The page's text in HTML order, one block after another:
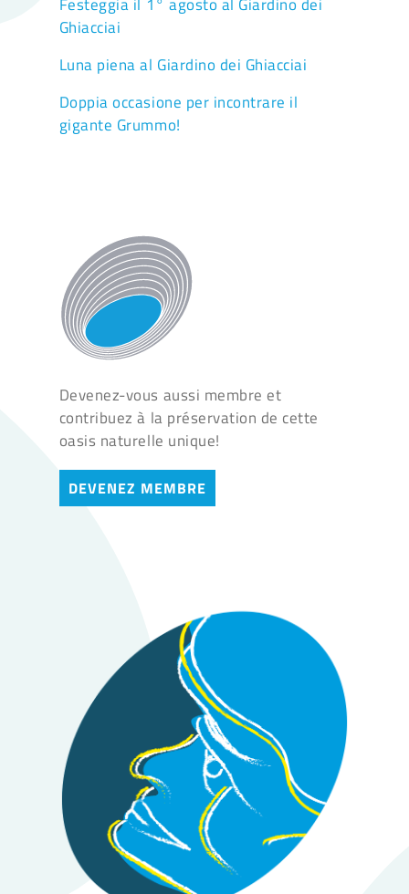
Ghiacciai
Luna piena al Giardino dei Ghiacciai
Doppia occasione per incontrare il
gigante Grummo!
Devenez-vous aussi membre et
contribuez à la préservation de cette
oasis naturelle unique!
DEVENEZ MEMBRE